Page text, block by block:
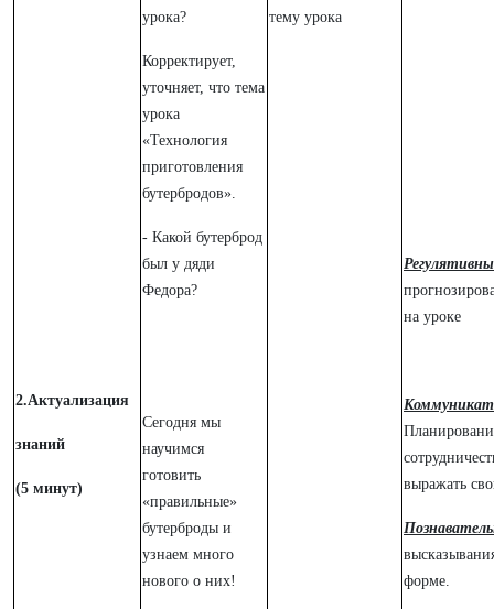
2.Актуализация
знаний
(5 минут)
урока?
Корректирует,
уточняет, что тема
урока
«Технология
приготовления
бутербродов».
- Какой бутерброд
был у дяди
Федора?
Сегодня мы
научимся
готовить
«правильные»
бутерброды и
узнаем много
нового о них!
тему урока
на уроке
выражать
форме.